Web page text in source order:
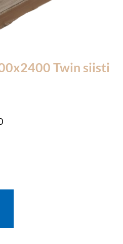
Twin siisti
siisti määrä